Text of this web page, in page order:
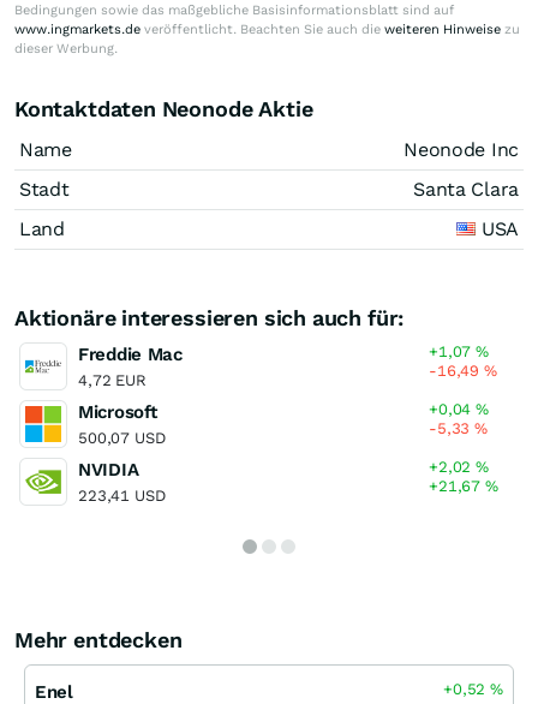
Bedingungen sowie das maßgebliche Basisinformationsblatt sind auf
www.ingmarkets.de veröffentlicht. Beachten Sie auch die weiteren Hinweise zu
dieser Werbung.
Kontaktdaten Neonode Aktie
Name
Neonode Inc
Stadt
Santa Clara
Land
USA
Aktionäre interessieren sich auch für:
Freddie Mac
4,72 EUR
+1,07%
-16,49%
Microsoft
500,07 USD
+0,04%
-5,33%
NVIDIA
223,41 USD
+2,02%
+21,67%
Mehr entdecken
Enel +0,52%